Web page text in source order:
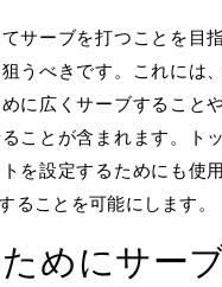
サーブを打つことを目
うべきです。これには
に広くサーブすること
ことが含まれます。ト
を設定するためにも使
ることを可能にします。
めにサー